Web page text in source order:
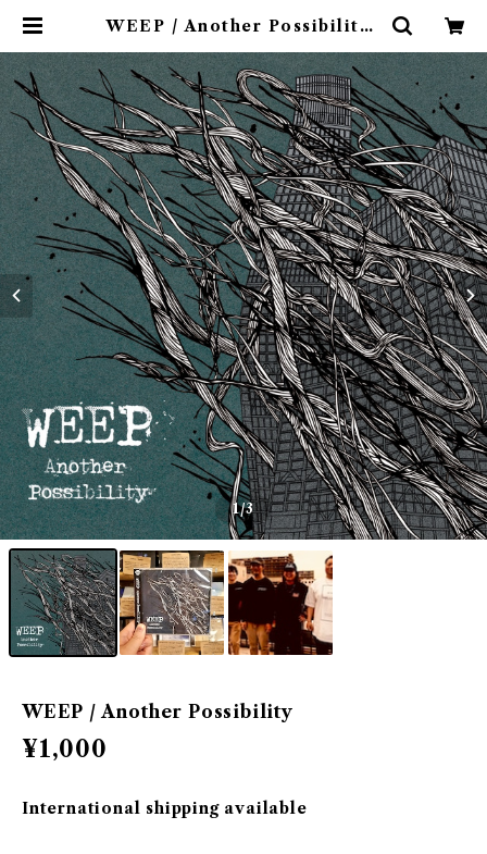
WEEP / Another Possibility |
1/3
WEEP / Another Possibility
¥1,000
International shipping available